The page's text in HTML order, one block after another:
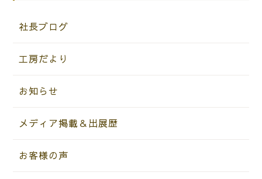
社長ブログ
工房だより
お知らせ
メディア掲載＆出展歴
お客様の声